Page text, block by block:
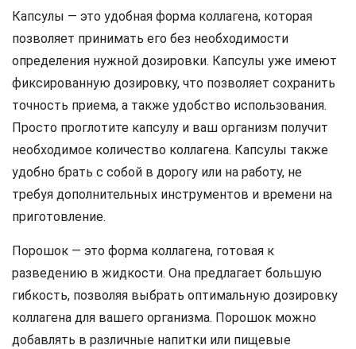
Капсулы — это удобная форма коллагена, которая
позволяет принимать его без необходимости
определения нужной дозировки. Капсулы уже имеют
фиксированную дозировку, что позволяет сохранить
точность приема, а также удобство использования.
Просто проглотите капсулу и ваш организм получит
необходимое количество коллагена. Капсулы также
удобно брать с собой в дорогу или на работу, не
требуя дополнительных инструментов и времени на
приготовление.
Порошок — это форма коллагена, готовая к
разведению в жидкости. Она предлагает большую
гибкость, позволяя выбрать оптимальную дозировку
коллагена для вашего организма. Порошок можно
добавлять в различные напитки или пищевые